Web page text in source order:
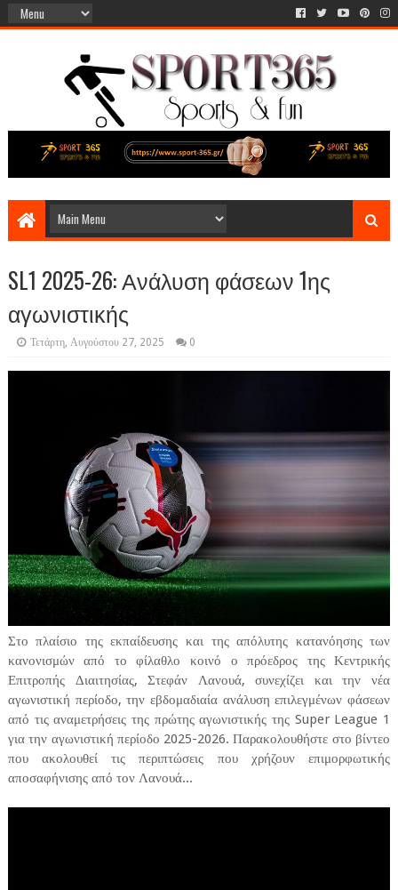
SL1 2025-26: Ανάλυση φάσεων 1ης
αγωνιστικής
Τετάρτη, Αυγούστου 27, 2025 0
Στο πλαίσιο της εκπαίδευσης και της απόλυτης κατανόησης των
κανονισμών από το φίλαθλο κοινό ο πρόεδρος της Κεντρικής
Επιτροπής Διαιτησίας, Στεφάν Λανουά, συνεχίζει και την νέα
αγωνιστική περίοδο, την εβδομαδιαία ανάλυση επιλεγμένων φάσεων
από τις αναμετρήσεις της πρώτης αγωνιστικής της Super League 1
για την αγωνιστική περίοδο 2025-2026. Παρακολουθήστε στο βίντεο
που ακολουθεί τις περιπτώσεις που χρήζουν επιμορφωτικής
αποσαφήνισης από τον Λανουά...